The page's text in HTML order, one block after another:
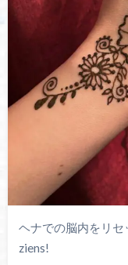
ヘナでの脳内をリ
ziens!